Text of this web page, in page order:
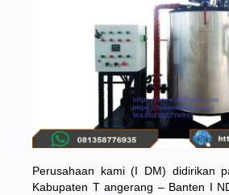
Perusahaan kami (I DM) didirikan
Kabupaten T angerang – Banten I